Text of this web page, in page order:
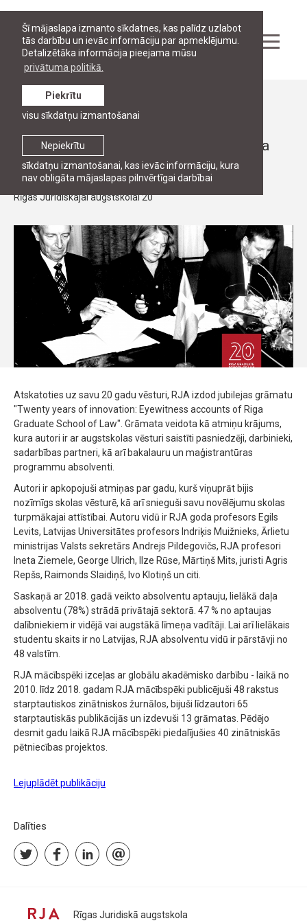
Šī mājaslapa izmanto sīkdatnes, kas palīdz uzlabot
tās darbību un ievāc informāciju par apmeklējumu.
Detalizētāka informācija pieejama mūsu
privātuma politikā.
Nepiekrītu
sīkdatņu izmantošanai, kas ievāc informāciju, kura
nav obligāta mājaslapas pilnvērtīgai darbībai
Piekrītu
visu sīkdatņu izmantošanai
Stāsti
RJA jubilejas grāmata "Twenty years of
innovation: Eyewitness accounts of Riga
Graduate School of Law".
Rīgas Juridiskajai augstskolai 20
Atskatoties uz savu 20 gadu vēsturi, RJA izdod jubilejas grāmatu
"Twenty years of innovation: Eyewitness accounts of Riga
Graduate School of Law". Grāmata veidota kā atmiņu krājums,
kura autori ir ar augstskolas vēsturi saistīti pasniedzēji, darbinieki,
sadarbības partneri, kā arī bakalauru un maģistrantūras
programmu absolventi.
Autori ir apkopojuši atmiņas par gadu, kurš viņuprāt bijis
nozīmīgs skolas vēsturē, kā arī snieguši savu novēlējumu skolas
turpmākajai attīstībai. Autoru vidū ir RJA goda profesors Egils
Levits, Latvijas Universitātes profesors Indriķis Muižnieks, Ārlietu
ministrijas Valsts sekretārs Andrejs Pildegovičs, RJA profesori
Ineta Ziemele, George Ulrich, Ilze Rūse, Mārtiņš Mits, juristi Agris
Repšs, Raimonds Slaidiņš, Ivo Klotiņš un citi.
Saskaņā ar 2018. gadā veikto absolventu aptauju, lielākā daļa
absolventu (78%) strādā privātajā sektorā. 47 % no aptaujas
dalībniekiem ir vidējā vai augstākā līmeņa vadītāji. Lai arī lielākais
studentu skaits ir no Latvijas, RJA absolventu vidū ir pārstāvji no
48 valstīm.
RJA mācībspēki izceļas ar globālu akadēmisko darbību - laikā no
2010. līdz 2018. gadam RJA mācībspēki publicējuši 48 rakstus
starptautiskos zinātniskos žurnālos, bijuši līdzautori 65
starptautiskās publikācijās un izdevuši 13 grāmatas. Pēdējo
desmit gadu laikā RJA mācībspēki piedalījušies 40 zinātniskās
pētniecības projektos.
Lejuplādēt publikāciju
Dalīties
Rīgas Juridiskā augstskola